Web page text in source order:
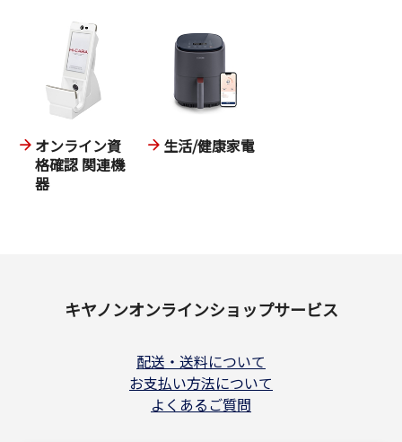
オンライン資
格確認 関連機
器
生活/健康家電
キヤノンオンラインショップサービス
配送・送料について
お支払い方法について
よくあるご質問